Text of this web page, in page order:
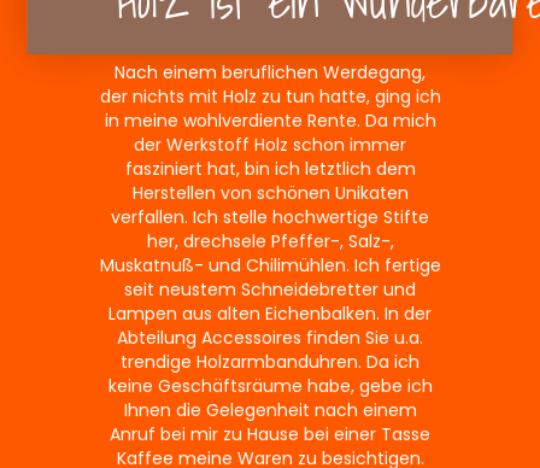
Nach einem beruflichen Werdegang,
der nichts mit Holz zu tun hatte, ging ich
in meine wohlverdiente Rente. Da mich
der Werkstoff Holz schon immer
fasziniert hat, bin ich letztlich dem
Herstellen von schönen Unikaten
verfallen. Ich stelle hochwertige Stifte
her, drechsele Pfeffer-, Salz-,
Muskatnuß- und Chilimühlen. Ich fertige
seit neustem Schneidebretter und
Lampen aus alten Eichenbalken. In der
Abteilung Accessoires finden Sie u.a.
trendige Holzarmbanduhren. Da ich
keine Geschäftsräume habe, gebe ich
Ihnen die Gelegenheit nach einem
Anruf bei mir zu Hause bei einer Tasse
Kaffee meine Waren zu besichtigen.